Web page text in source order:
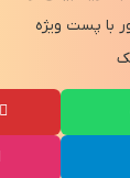
با پست ویژه